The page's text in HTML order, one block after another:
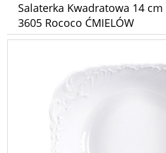
Salaterka Kwadratowa 14
3605 Rococo ĆMIELÓW